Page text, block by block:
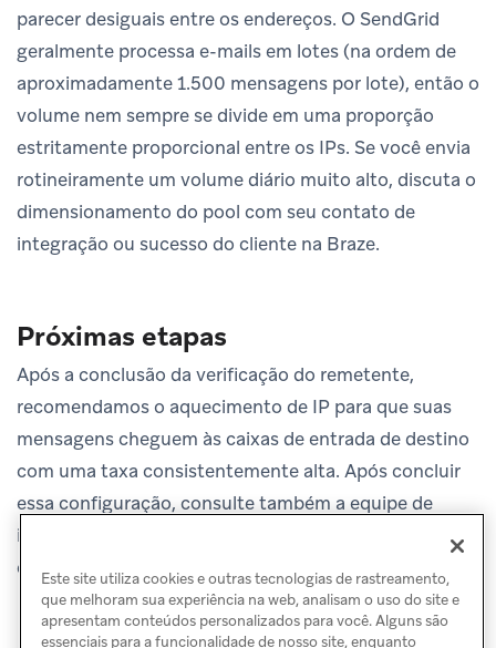
parecer desiguais entre os endereços. O SendGrid
geralmente processa e-mails em lotes (na ordem de
aproximadamente 1.500 mensagens por lote), então o
volume nem sempre se divide em uma proporção
estritamente proporcional entre os IPs. Se você envia
rotineiramente um volume diário muito alto, discuta o
dimensionamento do pool com seu contato de
integração ou sucesso do cliente na Braze.
Próximas etapas
Após a conclusão da verificação do remetente,
recomendamos o aquecimento de IP para que suas
mensagens cheguem às caixas de entrada de destino
com uma taxa consistentemente alta. Após concluir
essa configuração, consulte também a equipe de
integração da Braze para confirmar se seus domínios
e
endereço IP estão funcionando.
Este site utiliza cookies e outras tecnologias de rastreamento,
que melhoram sua experiência na web, analisam o uso do site e
apresentam conteúdos personalizados para você. Alguns são
essenciais para a funcionalidade de nosso site, enquanto